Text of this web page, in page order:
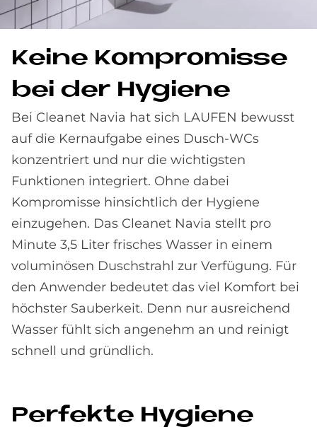
Kei­ne Kom­pro­mis­se
bei der Hy­gie­ne
Bei Cleanet Navia hat sich LAUFEN bewusst
auf die Kernaufgabe eines Dusch-WCs
konzentriert und nur die wichtigsten
Funktionen integriert. Ohne dabei
Kompromisse hinsichtlich der Hygiene
einzugehen. Das Cleanet Navia stellt pro
Minute 3,5 Liter frisches Wasser in einem
voluminösen Duschstrahl zur Verfügung. Für
den Anwender bedeutet das viel Komfort bei
höchster Sauberkeit. Denn nur ausreichend
Wasser fühlt sich angenehm an und reinigt
schnell und gründlich.
Per­fek­te Hy­gie­ne